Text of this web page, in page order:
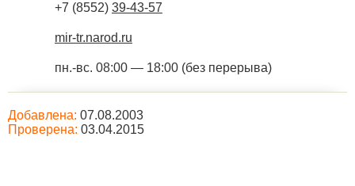
+7 (8552) 39-43-57
mir-tr.narod.ru
пн.-вс. 08:00 — 18:00 (без перерыва)
Добавлена: 07.08.2003
Проверена: 03.04.2015